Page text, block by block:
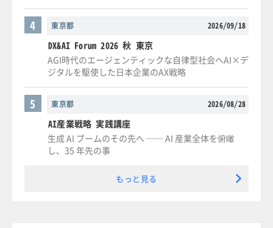
東京都 2026/09/18
4
DX&AI Forum 2026 秋 東京
AGI時代のエージェンティックな自律型社会へAI×デ
ジタルを駆使した日本企業のAX戦略
東京都 2026/08/28
5
AI産業戦略 実践講座
生成 AI ブームのその先へ ── AI 産業全体を俯瞰
し、35 年先の事
もっと見る